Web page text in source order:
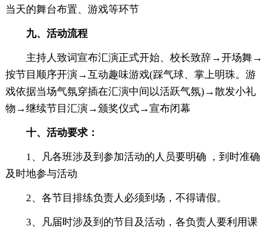
当天的舞台布置、游戏等环节
九、活动流程
主持人致词宣布汇演正式开始、校长致辞→开场舞→
按节目顺序开演→互动趣味游戏(踩气球、掌上明珠。游
戏依据当场气氛穿插在汇演中间以活跃气氛)→散发小礼
物→继续节目汇演→颁奖仪式→宣布闭幕
十、活动要求：
1、凡各班涉及到参加活动的人员要明确 ，到时准确
及时地参与活动
2、各节目排练负责人必须到场，不得请假。
3、凡届时涉及到的节目及活动，各负责人要利用课